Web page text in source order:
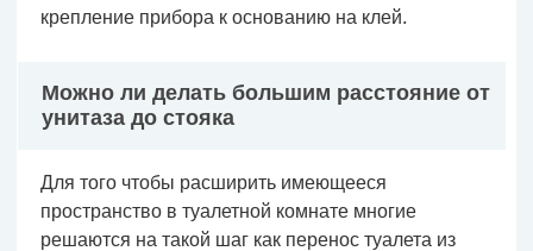
крепление прибора к основанию на клей.
Можно ли делать большим расстояние от
унитаза до стояка
Для того чтобы расширить имеющееся
пространство в туалетной комнате многие
решаются на такой шаг как перенос туалета из